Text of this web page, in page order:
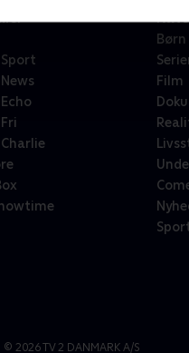
Sport
Charlie
Børn
Film
© 2026TV 2 DANMARK A/S